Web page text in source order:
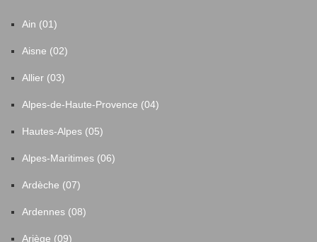
Ain (01)
Aisne (02)
Allier (03)
Alpes-de-Haute-Provence (04)
Hautes-Alpes (05)
Alpes-Maritimes (06)
Ardèche (07)
Ardennes (08)
Ariège (09)